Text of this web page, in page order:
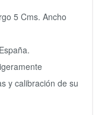
5 Cms. Ancho
y calibración de su